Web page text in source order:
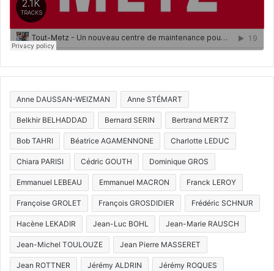
Anne DAUSSAN-WEIZMAN Anne STÉMART
Belkhir BELHADDAD Bernard SERIN Bertrand MERTZ
Bob TAHRI Béatrice AGAMENNONE Charlotte LEDUC
Chiara PARISI Cédric GOUTH Dominique GROS
Emmanuel LEBEAU Emmanuel MACRON Franck LEROY
Françoise GROLET François GROSDIDIER Frédéric SCHNUR
Hacène LEKADIR Jean-Luc BOHL Jean-Marie RAUSCH
Jean-Michel TOULOUZE Jean Pierre MASSERET
Jean ROTTNER Jérémy ALDRIN Jérémy ROQUES